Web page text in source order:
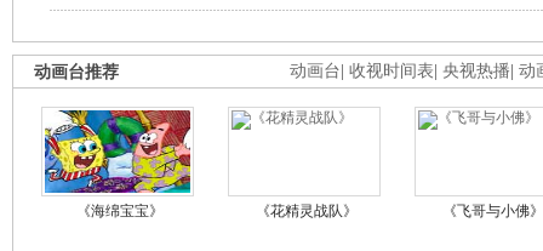
动画台 收视时间表 央视热播 动
动画台推荐
《海绵宝宝》 《花精灵战队》 《飞哥与小佛》